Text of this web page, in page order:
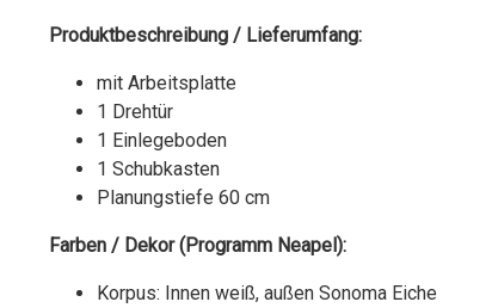
Produktbeschreibung / Lieferumfang:
mit Arbeitsplatte
1 Drehtür
1 Einlegeboden
1 Schubkasten
Planungstiefe 60 cm
Farben / Dekor (Programm Neapel):
Korpus: Innen weiß, außen Sonoma Eiche